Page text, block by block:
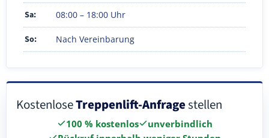
Sa: 08:00 – 18:00 Uhr
So: Nach Vereinbarung
KostenloseTreppenlift-Anfragestellen
100 % kostenlos
unverbindlich